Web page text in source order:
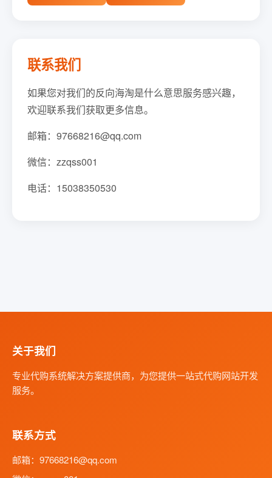
联系我们
如果您对我们的反向海淘是什么意思服务感兴趣，
欢迎联系我们获取更多信息。
邮箱：97668216@qq.com
微信：zzqss001
电话：15038350530
关于我们
专业代购系统解决方案提供商，为您提供一站式代购网站开发
服务。
联系方式
邮箱：97668216@qq.com